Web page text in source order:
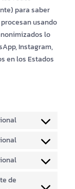
para saber
usando
lo
Instagram,
en los Estados
Consent
wordpress
Consent
enfold
Consent
de